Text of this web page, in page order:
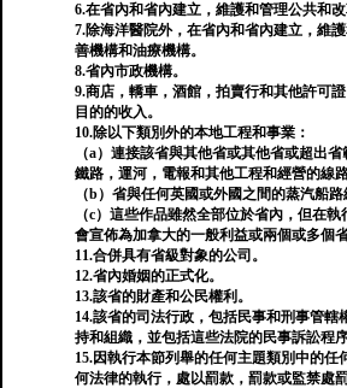
6.在省內和省內建立，維護和管理公共和改
7.除海洋醫院外，在省內和省內建立，維
善機構和油療機構。
8.省內市政機構。
9.商店，轎車，酒館，拍賣行和其他許可
目的的收入。
10.除以下類別外的本地工程和事業：
（a）連接該省與其他省或其他省或超出
鐵路，運河，電報和其他工程和經營的線
（b）省與任何英國或外國之間的蒸汽船路
（c）這些作品雖然全部位於省內，但在
會宣佈為加拿大的一般利益或兩個或多個省
11.合併具有省級對象的公司。
12.省內婚姻的正式化。
13.該省的財產和公民權利。
14.該省的司法行政，包括民事和刑事管轄
持和組織，並包括這些法院的民事訴訟程序
15.因執行本節列舉的任何主題類別中的任
何法律的執行，處以罰款，罰款或監禁處罰